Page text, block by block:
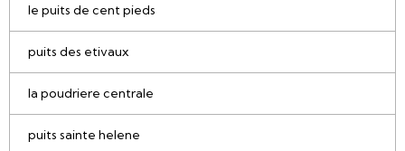
le puits de cent pieds
puits des etivaux
la poudriere centrale
puits sainte helene